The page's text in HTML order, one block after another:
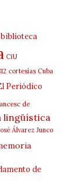
biblioteca
CiU
cortesías Cuba
Periódico
de
lingüística
Álvarez Junco
de